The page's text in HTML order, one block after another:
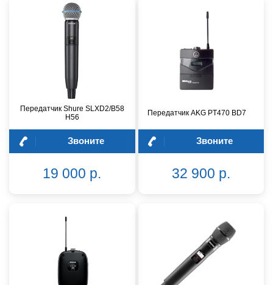
Передатчик Shure SLXD2/B58
H56
Звоните
19 000 р.
Передатчик AKG PT470 BD7
Звоните
32 900 р.